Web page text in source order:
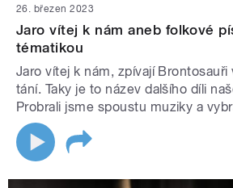
26. březen 2023
Jaro vítej k nám aneb folkové
tématikou
Jaro vítej k nám, zpívají
tání. Taky je to název dalšího díli
Probrali jsme spoustu muziky a